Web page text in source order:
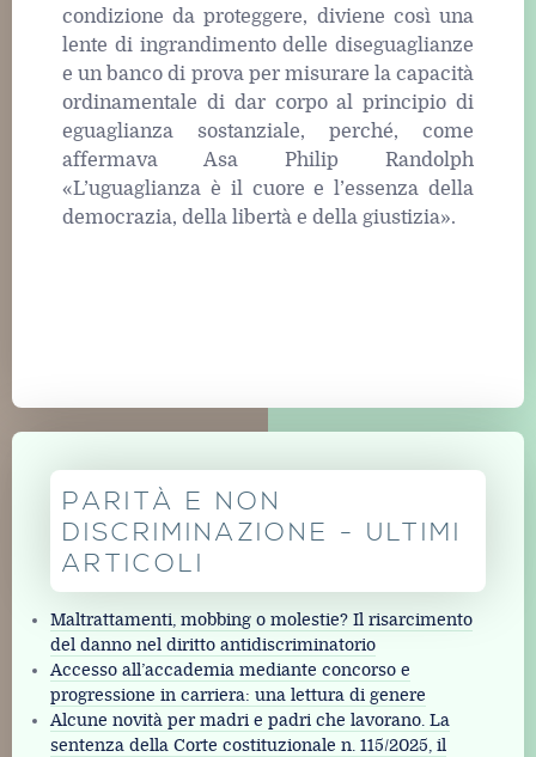
condizione da proteggere, diviene così una
lente di ingrandimento delle diseguaglianze
e un banco di prova per misurare la capacità
ordinamentale di dar corpo al principio di
eguaglianza sostanziale, perché, come
affermava Asa Philip Randolph
«L’uguaglianza è il cuore e l’essenza della
democrazia, della libertà e della giustizia».
PARITÀ E NON
DISCRIMINAZIONE - ULTIMI
ARTICOLI
Maltrattamenti, mobbing o molestie? Il risarcimento
del danno nel diritto antidiscriminatorio
Accesso all’accademia mediante concorso e
progressione in carriera: una lettura di genere
Alcune novità per madri e padri che lavorano. La
sentenza della Corte costituzionale n. 115/2025, il